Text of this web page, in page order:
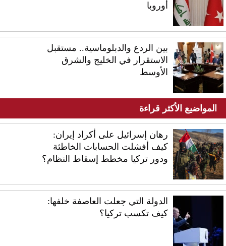
أوروبا
بين الردع والدبلوماسية.. مستقبل
الاستقرار في الخليج والشرق
الأوسط
المواضيع الأكثر قراءة
رهان إسرائيل على أكراد إيران:
كيف أفشلت الحسابات الخاطئة
ودور تركيا مخطط إسقاط النظام؟
الدولة التي جعلت العاصفة خلفها:
كيف تكسب تركيا؟